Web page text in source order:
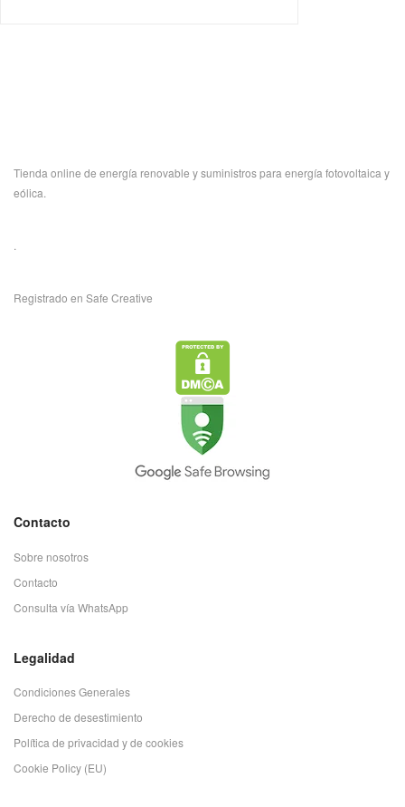
Tienda online de energía renovable y suministros para energía fotovoltaica y
eólica.
.
Registrado en Safe Creative
Contacto
Sobre nosotros
Contacto
Consulta vía WhatsApp
Legalidad
Condiciones Generales
Derecho de desestimiento
Política de privacidad y de cookies
Cookie Policy (EU)